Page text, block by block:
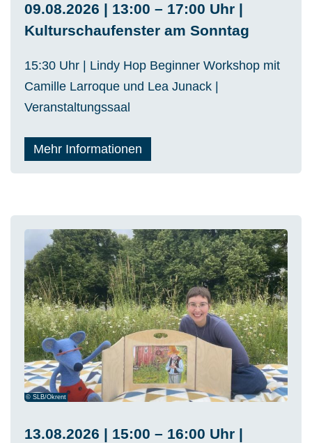
09.08.2026 | 13:00 – 17:00 Uhr |
Kulturschaufenster am Sonntag
15:30 Uhr | Lindy Hop Beginner Workshop mit
Camille Larroque und Lea Junack
Veranstaltungssaal
Mehr Informationen
© SLB/Okrent
13.08.2026 | 15:00 – 16:00 Uhr |